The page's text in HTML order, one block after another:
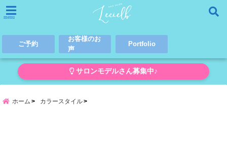
menu
ご予約
お客様のお
声
Portfolio
サロンモデルさん募集中♪
ホーム カラースタイル